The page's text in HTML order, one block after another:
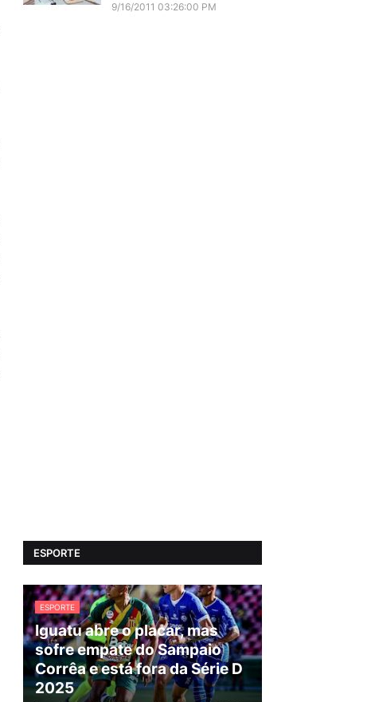
9/16/2011 03:26:00 PM
ESPORTE
ESPORTE
Iguatu abre o placar, mas
sofre empate do Sampaio
Corrêa e está fora da Série D
2025